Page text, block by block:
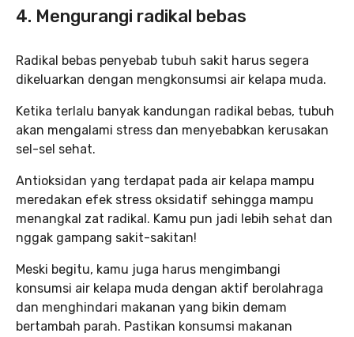
4. Mengurangi radikal bebas
Radikal bebas penyebab tubuh sakit harus segera
dikeluarkan dengan mengkonsumsi air kelapa muda.
Ketika terlalu banyak kandungan radikal bebas, tubuh
akan mengalami stress dan menyebabkan kerusakan
sel-sel sehat.
Antioksidan yang terdapat pada air kelapa mampu
meredakan efek stress oksidatif sehingga mampu
menangkal zat radikal. Kamu pun jadi lebih sehat dan
nggak gampang sakit-sakitan!
Meski begitu, kamu juga harus mengimbangi
konsumsi air kelapa muda dengan aktif berolahraga
dan menghindari makanan yang bikin demam
bertambah parah. Pastikan konsumsi makanan